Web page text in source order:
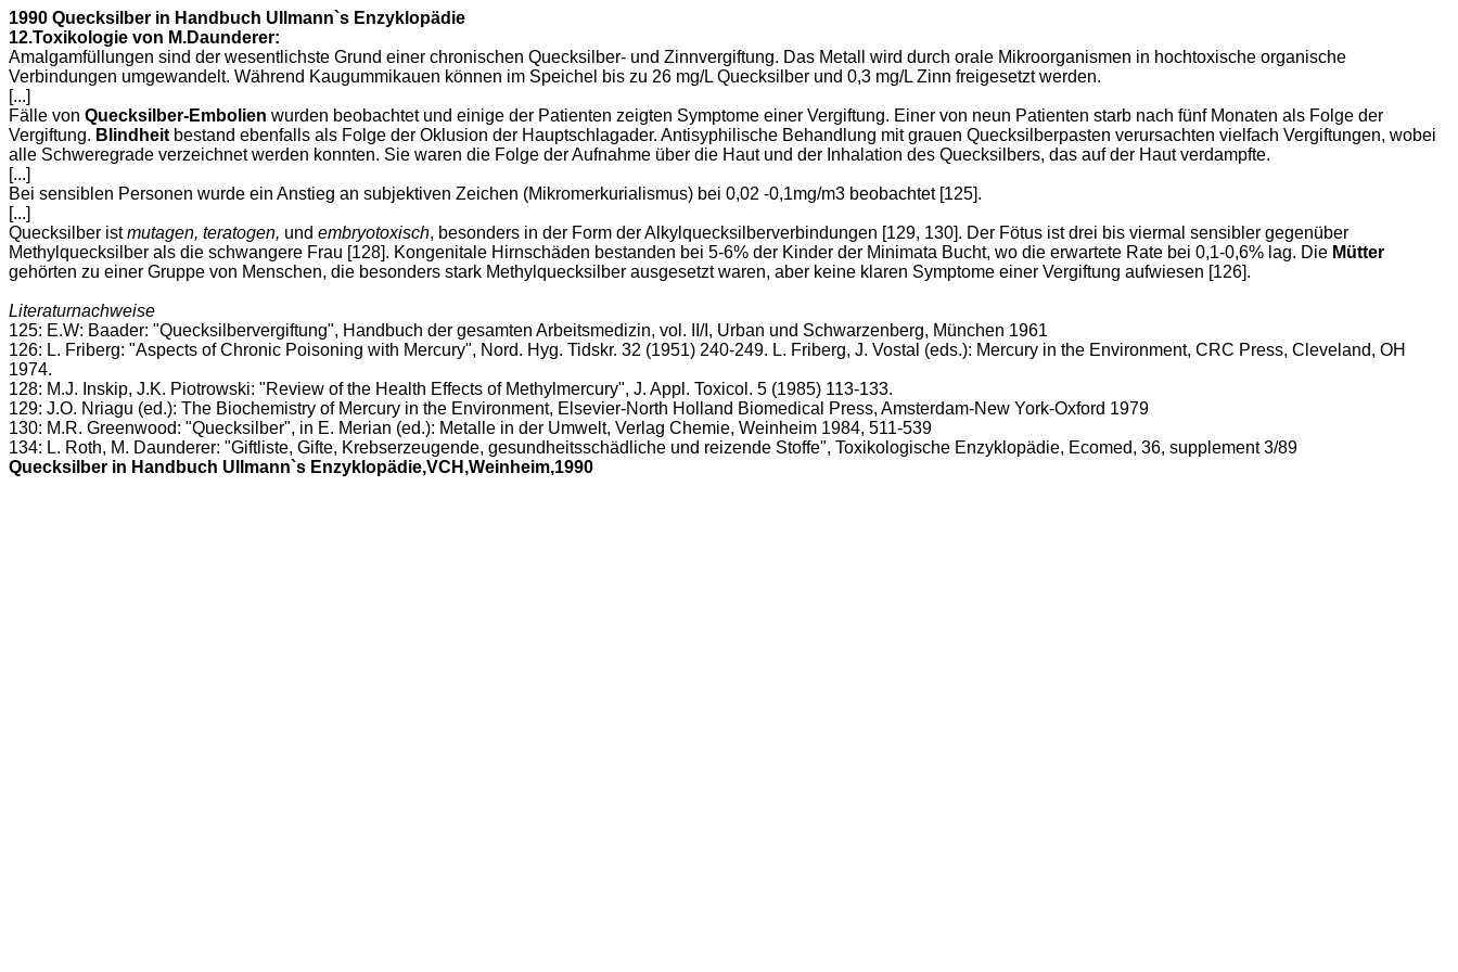
1990 Quecksilber in Handbuch Ullmann`s Enzyklopädie
12.Toxikologie von M.Daunderer:
Amalgamfüllungen sind der wesentlichste Grund einer chronischen Quecksilber- und Zinnvergiftung. Das Metall wird durch orale Mikroorganismen in hochtoxische organische
Verbindungen umgewandelt. Während Kaugummikauen können im Speichel bis zu 26 mg/L Quecksilber und 0,3 mg/L Zinn freigesetzt werden.
[...]
Fälle von Quecksilber-Embolien wurden beobachtet und einige der Patienten zeigten Symptome einer Vergiftung. Einer von neun Patienten starb nach fünf Monaten als Folge der
Vergiftung. Blindheit bestand ebenfalls als Folge der Oklusion der Hauptschlagader. Antisyphilische Behandlung mit grauen Quecksilberpasten verursachten vielfach Vergiftungen, wobei
alle Schweregrade verzeichnet werden konnten. Sie waren die Folge der Aufnahme über die Haut und der Inhalation des Quecksilbers, das auf der Haut verdampfte.
[...]
Bei sensiblen Personen wurde ein Anstieg an subjektiven Zeichen (Mikromerkurialismus) bei 0,02 -0,1mg/m3 beobachtet [125].
[...]
Quecksilber istmutagen, teratogen, und embryotoxisch, besonders in der Form der Alkylquecksilberverbindungen [129, 130]. Der Fötus ist drei bis viermal sensibler gegenüber
Methylquecksilber als die schwangere Frau [128]. Kongenitale Hirnschäden bestanden bei 5-6% der Kinder der Minimata Bucht, wo die erwartete Rate bei 0,1-0,6% lag. Die Mütter
gehörten zu einer Gruppe von Menschen, die besonders stark Methylquecksilber ausgesetzt waren, aber keine klaren Symptome einer Vergiftung aufwiesen [126].
Literaturnachweise
125: E.W: Baader: "Quecksilbervergiftung", Handbuch der gesamten Arbeitsmedizin, vol.
II/I, Urban und Schwarzenberg, München 1961
126: L. Friberg: "Aspects of Chronic Poisoning with Mercury", Nord. Hyg. Tidskr. 32 (1951) 240-249. L. Friberg, J. Vostal (eds.): Mercury in the Environment, CRC Press, Cleveland, OH
1974.
128: M.J. Inskip, J.K. Piotrowski: "Review of the Health Effects of Methylmercury", J. Appl. Toxicol. 5 (1985) 113-133.
129: J.O. Nriagu (ed.): The Biochemistry of Mercury in the Environment, Elsevier-North Holland Biomedical Press, Amsterdam-New York-Oxford 1979
130: M.R. Greenwood: "Quecksilber", in E. Merian (ed.): Metalle in der Umwelt, Verlag Chemie, Weinheim 1984, 511-539
134: L. Roth, M. Daunderer: "Giftliste, Gifte, Krebserzeugende, gesundheitsschädliche und reizende Stoffe", Toxikologische Enzyklopädie, Ecomed, 36, supplement 3/89
Quecksilber in Handbuch Ullmann`s Enzyklopädie,VCH,Weinheim,1990